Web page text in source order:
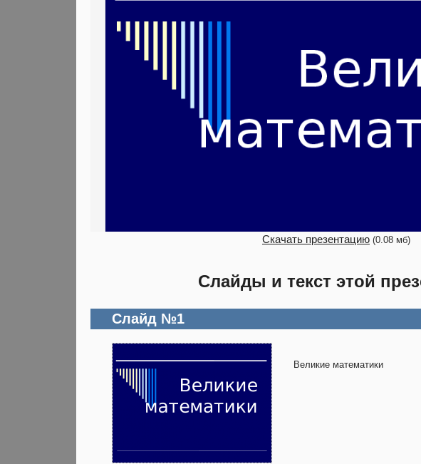
Скачать презентацию (0.08 мб)
Слайды и текст этой
Слайд №1
Великие математики